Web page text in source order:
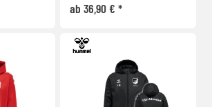
ab 36,90 € *